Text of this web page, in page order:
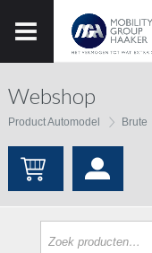
Webshop
Product Automodel Brute